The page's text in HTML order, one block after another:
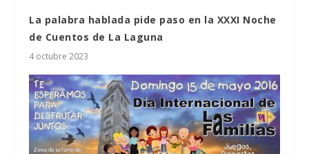
La palabra hablada pide paso en la XXXI Noche
de Cuentos de La Laguna
4 octubre 2023